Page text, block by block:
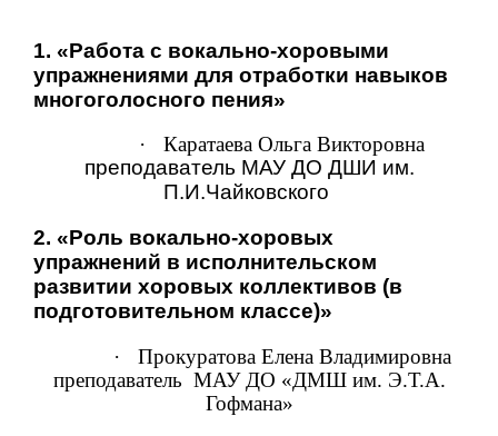
1. «Работа с вокально-хоровыми
упражнениями для отработки навыков
многоголосного пения»
·
Каратаева Ольга Викторовна
преподаватель МАУ ДО ДШИ им.
П.И.Чайковского
2. «Роль вокально-хоровых
упражнений в исполнительском
развитии хоровых коллективов (в
подготовительном классе)»
·
Прокуратова Елена Владимировна
преподаватель МАУ ДО «ДМШ им. Э.Т.А.
Гофмана»